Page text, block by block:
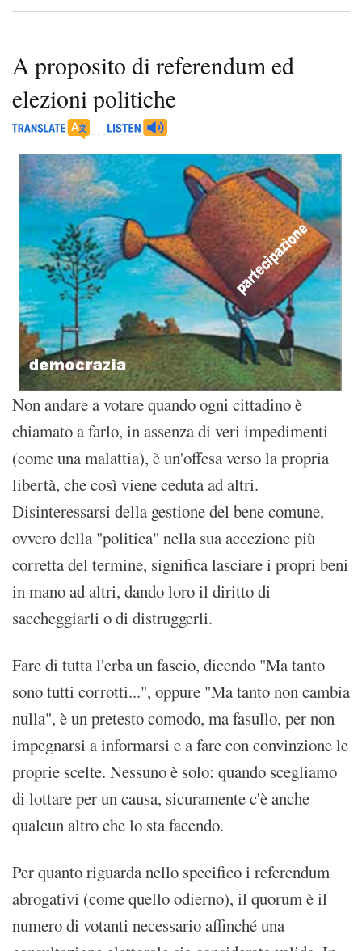
A proposito di referendum ed
elezioni politiche
Non andare a votare quando ogni cittadino è
chiamato a farlo, in assenza di veri impedimenti
(come una malattia), è un'offesa verso la propria
libertà, che così viene ceduta ad altri.
Disinteressarsi della gestione del bene comune,
ovvero della "politica" nella sua accezione più
corretta del termine, significa lasciare i propri beni
in mano ad altri, dando loro il diritto di
saccheggiarli o di distruggerli.
Fare di tutta l'erba un fascio, dicendo "Ma tanto
sono tutti corrotti...", oppure "Ma tanto non cambia
nulla", è un pretesto comodo, ma fasullo, per non
impegnarsi a informarsi e a fare con convinzione le
proprie scelte. Nessuno è solo: quando scegliamo
di lottare per un causa, sicuramente c'è anche
qualcun altro che lo sta facendo.
Per quanto riguarda nello specifico i referendum
abrogativi (come quello odierno), il quorum è il
numero di votanti necessario affinché una